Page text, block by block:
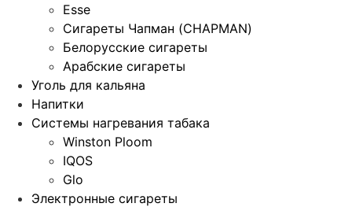
Esse
Сигареты Чапман (CHAPMAN)
Белорусские сигареты
Арабские сигареты
Уголь для кальяна
Напитки
Системы нагревания табака
Winston Ploom
IQOS
Glo
Электронные сигареты